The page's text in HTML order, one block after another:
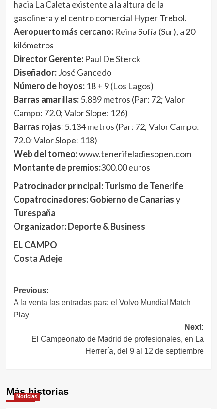
hacia La Caleta existente a la altura de la
gasolinera y el centro comercial Hyper Trebol.
Aeropuerto más cercano:Reina Sofía (Sur), a 20
kilómetros
Director Gerente:Paul De Sterck
Diseñador:José Gancedo
Número de hoyos:18 + 9 (Los Lagos)
Barras amarillas:5.889 metros (Par: 72; Valor
Campo: 72.0; Valor Slope: 126)
Barras rojas:5.134 metros (Par: 72; Valor Campo:
72.0; Valor Slope: 118)
Web del torneo:www.tenerifeladiesopen.com
Montante de premios:300.00 euros
Patrocinador principal: Turismo de Tenerife
Copatrocinadores: Gobierno de Canariasy
Turespaña
Organizador: Deporte & Business
EL CAMPO
Costa Adeje
Navegación
de
entradas
Previous:
A la venta las entradas para el Volvo Mundial Match
Play
Next:
El Campeonato de Madrid de profesionales, en La
Herrería, del 9 al 12 de septiembre
Más historias
Noticias